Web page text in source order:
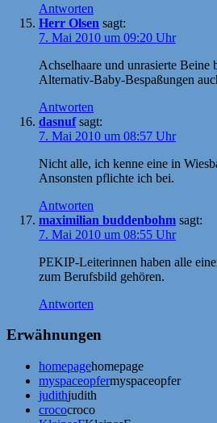
Antworten
Herr Olsen sagt:
7. Mai 2010 um 09:20 Uhr
Achselhaare und unrasierte Beine
Alternativ-Baby-Bespaßungen
Antworten
dasnuf sagt:
7. Mai 2010 um 08:57 Uhr
Nicht alle, ich kenne eine in
Ansonsten pflichte ich bei.
Antworten
maximilian buddenbohm sagt:
7. Mai 2010 um 08:55 Uhr
PEKIP-Leiterinnen haben alle
zum Berufsbild gehören.
Antworten
Erwähnungen
homepagehomepage
myspaceopfermyspaceopfer
judithjudith
crococroco